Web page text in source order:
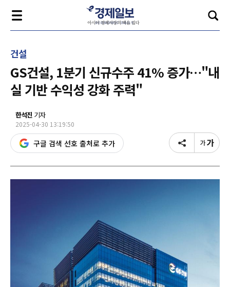
건설
GS건설, 1분기 신규수주 41% 증가…"내
실 기반 수익성 강화 주력"
한석진 기자
2025-04-30 13:19:50
구글 검색 선호 출처로 추가